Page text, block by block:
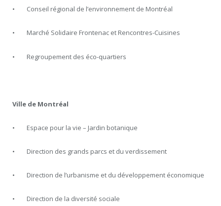
• Conseil régional de l’environnement de Montréal
• Marché Solidaire Frontenac et Rencontres-Cuisines
• Regroupement des éco-quartiers
Ville de Montréal
• Espace pour la vie – Jardin botanique
• Direction des grands parcs et du verdissement
• Direction de l’urbanisme et du développement économique
• Direction de la diversité sociale